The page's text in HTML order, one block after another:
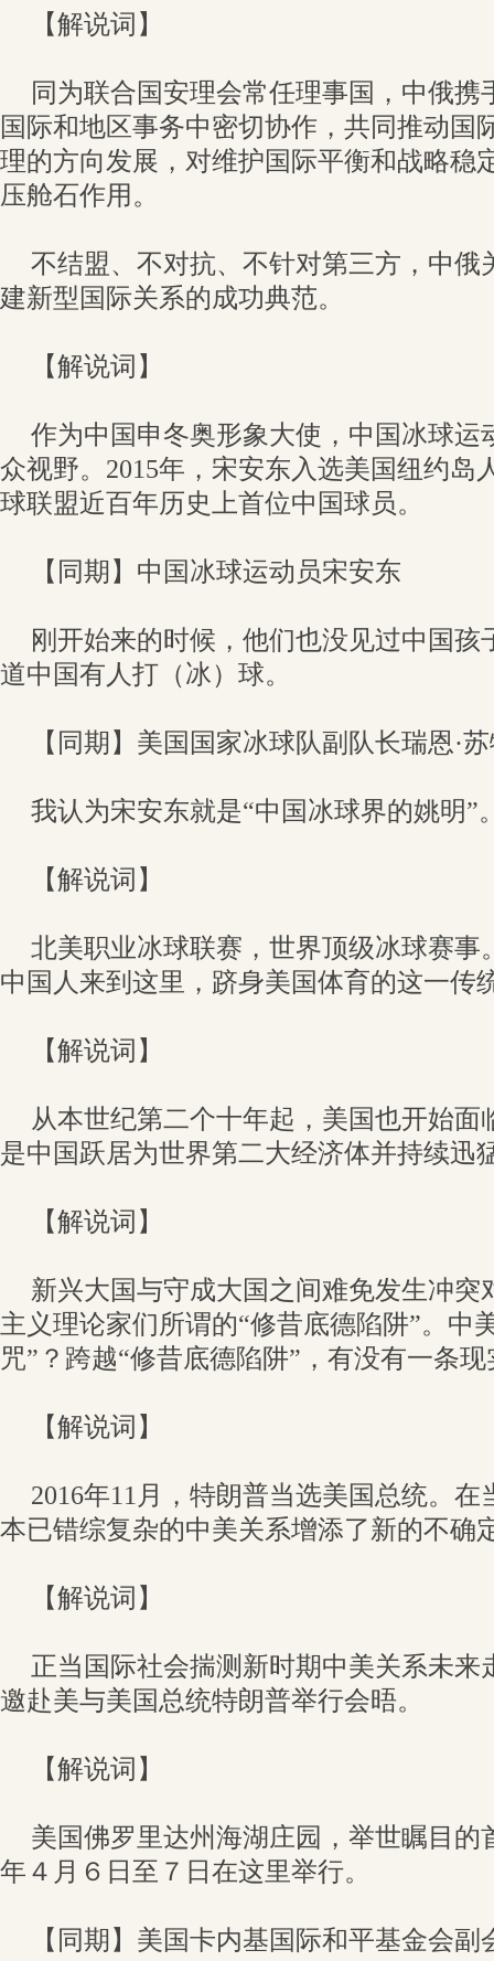
【解说词】
同为联合国安理会常任理事国，中俄携
国际和地区事务中密切协作，共同推动国
理的方向发展，对维护国际平衡和战略稳
压舱石作用。
不结盟、不对抗、不针对第三方，中俄
建新型国际关系的成功典范。
【解说词】
作为中国申冬奥形象大使，中国冰球运
众视野。2015年，宋安东入选美国纽约岛
球联盟近百年历史上首位中国球员。
【同期】中国冰球运动员宋安东
刚开始来的时候，他们也没见过中国孩
道中国有人打（冰）球。
【同期】美国国家冰球队副队长瑞恩·
我认为宋安东就是“中国冰球界的姚明”
【解说词】
北美职业冰球联赛，世界顶级冰球赛事
中国人来到这里，跻身美国体育的这一传
【解说词】
从本世纪第二个十年起，美国也开始面
是中国跃居为世界第二大经济体并持续迅
【解说词】
新兴大国与守成大国之间难免发生冲突
主义理论家们所谓的“修昔底德陷阱”。中
咒”？跨越“修昔底德陷阱”，有没有一条
【解说词】
2016年11月，特朗普当选美国总统。
本已错综复杂的中美关系增添了新的不确
【解说词】
正当国际社会揣测新时期中美关系未来
邀赴美与美国总统特朗普举行会晤。
【解说词】
美国佛罗里达州海湖庄园，举世瞩目的
年４月６日至７日在这里举行。
【同期】美国卡内基国际和平基金会副